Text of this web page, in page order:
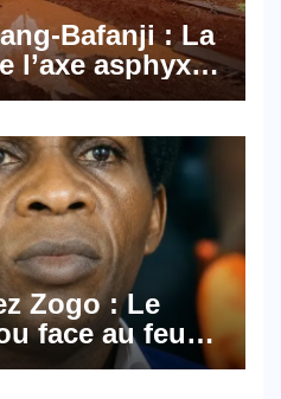
Bafanji : La
l’axe asphyxie
Zogo : Le
face au feu
de la